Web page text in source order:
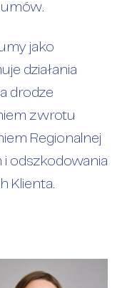
jako
działania
drodze
zwrotu
Regionalnej
odszkodowania
Klienta.